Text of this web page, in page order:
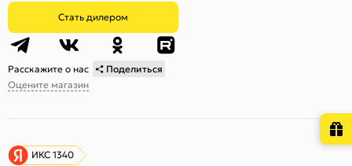
Стать дилером
Расскажите о нас
Поделиться
Оцените магазин
ИКС 1340